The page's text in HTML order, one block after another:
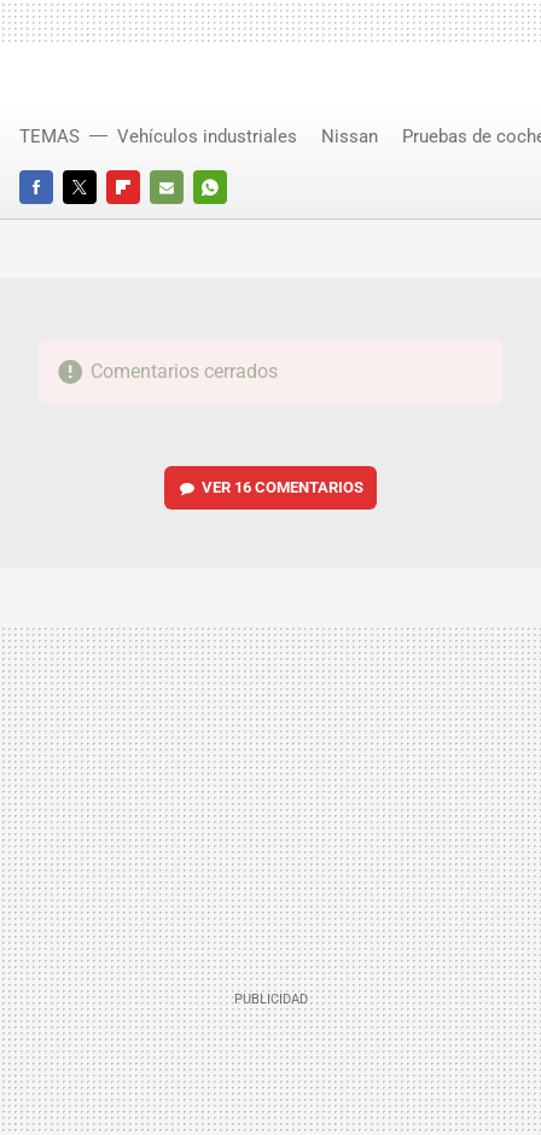
FACEBOOKTWITTERFLIPBOARD
E-
WHATSAPP
TEMAS Vehículos industriales Nissan Pruebas de
Comentarios cerrados
VER 16 COMENTARIOS